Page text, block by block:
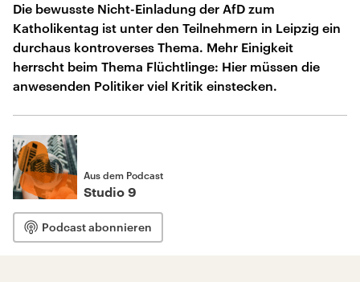
Die bewusste Nicht-Einladung der AfD zum
Katholikentag ist unter den Teilnehmern in Leipzig ein
durchaus kontroverses Thema. Mehr Einigkeit
herrscht beim Thema Flüchtlinge: Hier müssen die
anwesenden Politiker viel Kritik einstecken.
Aus dem Podcast
Studio 9
Podcast abonnieren